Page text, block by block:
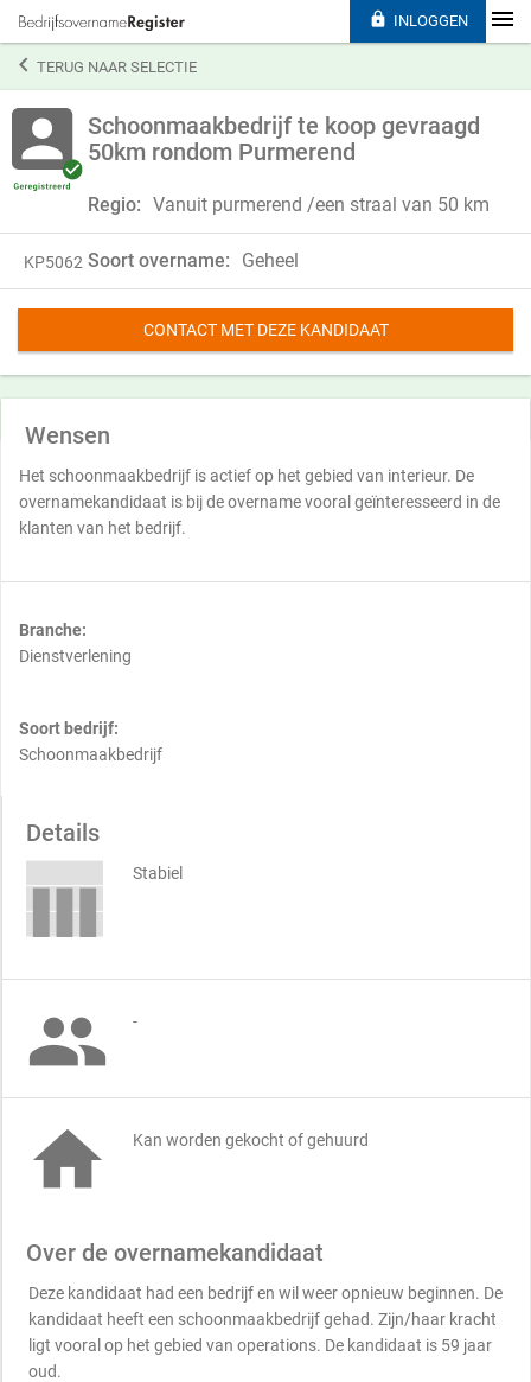
TERUG NAAR SELECTIE
Schoonmaakbedrijf te koop gevraagd
50km rondom Purmerend
Regio: Vanuit purmerend /een straal van 50 km
KP5062 Soort overname: Geheel
CONTACT MET DEZE KANDIDAAT
Wensen
Het schoonmaakbedrijf is actief op het gebied van interieur. De
overnamekandidaat is bij de overname vooral geïnteresseerd in de
klanten van het bedrijf.
Branche:
Dienstverlening
Soort bedrijf:
Schoonmaakbedrijf
Details
Stabiel
 -
 Kan worden gekocht of gehuurd
Over de overnamekandidaat
Deze kandidaat had een bedrijf en wil weer opnieuw beginnen. De
kandidaat heeft een schoonmaakbedrijf gehad. Zijn/haar kracht
ligt vooral op het gebied van operations. De kandidaat is 59 jaar
oud.
 INLOGGEN